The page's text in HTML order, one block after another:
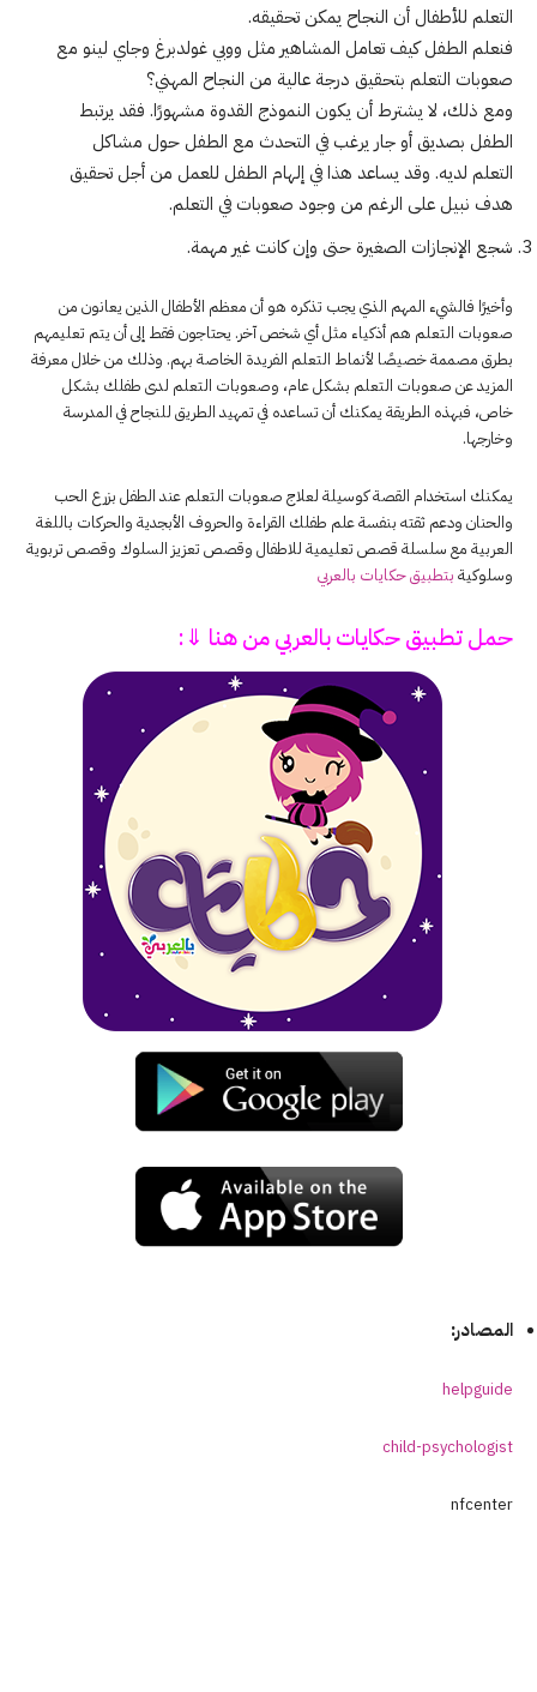
التعلم للأطفال أن النجاح يمكن تحقيقه.
فنعلم الطفل كيف تعامل المشاهير مثل ووبي غولدبرغ وجاي لينو مع
صعوبات التعلم بتحقيق درجة عالية من النجاح المهني؟
ومع ذلك، لا يشترط أن يكون النموذج القدوة مشهورًا. فقد يرتبط
الطفل بصديق أو جار يرغب في التحدث مع الطفل حول مشاكل
التعلم لديه. وقد يساعد هذا في إلهام الطفل للعمل من أجل تحقيق
هدف نبيل على الرغم من وجود صعوبات في التعلم.
شجع الإنجازات الصغيرة حتى وإن كانت غير مهمة.
وأخيرًا فالشيء المهم الذي يجب تذكره هو أن معظم الأطفال الذين يعانون من
صعوبات التعلم هم أذكياء مثل أي شخص آخر. يحتاجون فقط إلى أن يتم تعليمهم
بطرق مصممة خصيصًا لأنماط التعلم الفريدة الخاصة بهم. وذلك من خلال معرفة
المزيد عن صعوبات التعلم بشكل عام، وصعوبات التعلم لدى طفلك بشكل
خاص، فبهذه الطريقة يمكنك أن تساعده في تمهيد الطريق للنجاح في المدرسة
وخارجها.
يمكنك استخدام القصة كوسيلة لعلاج صعوبات التعلم عند الطفل بزرع الحب
والحنان ودعم ثقته بنفسة علم طفلك القراءة والحروف الأبجدية والحركات باللغة
العربية مع سلسلة قصص تعليمية للاطفال وقصص تعزيز السلوك وقصص تربوية
وسلوكية بتطبيق حكايات بالعربي
حمل تطبيقحكايات بالعربيمن هنا ⇓:
المصادر:
helpguide
child-psychologist
nfcenter